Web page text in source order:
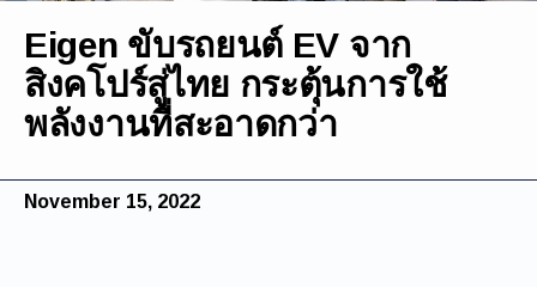
Eigen ขับรถยนต์ EV จาก
สิงคโปร์สู่ไทย กระตุ้นการใช้
พลังงานที่สะอาดกว่า
November 15, 2022